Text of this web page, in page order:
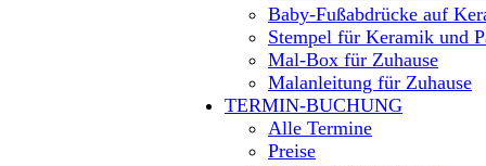
Baby-Fußabdrücke auf
Stempel für Keramik und
Mal-Box für Zuhause
Malanleitung für Zuhause
TERMIN-BUCHUNG
Alle Termine
Preise